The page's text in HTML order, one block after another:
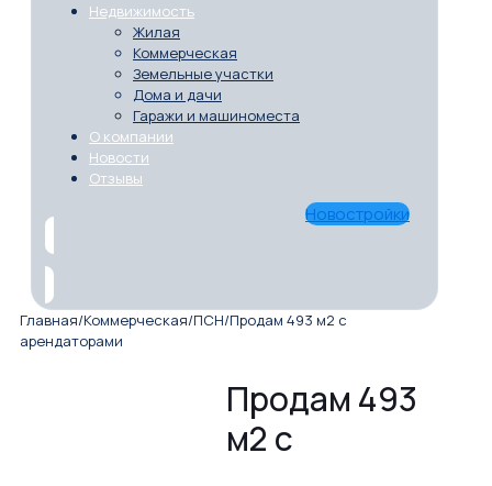
Недвижимость
Жилая
Коммерческая
Земельные участки
Дома и дачи
Гаражи и машиноместа
О компании
Новости
Отзывы
Новостройки
Главная/Коммерческая/ПСН/Продам 493 м2 с
арендаторами
Продам 493
м2 с